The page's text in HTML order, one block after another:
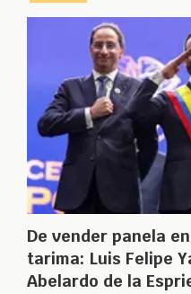
De vender panela
tarima: Luis Felipe
Abelardo de la